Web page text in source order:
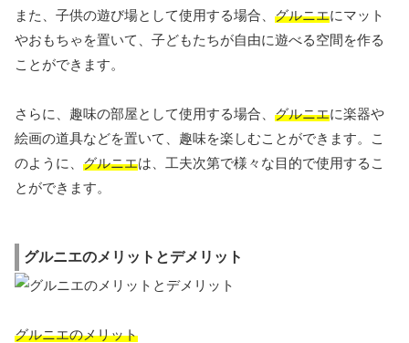
また、子供の遊び場として使用する場合、 グルニエにマット
やおもちゃを置いて、子どもたちが自由に遊べる空間を作る
ことができます。
さらに、趣味の部屋として使用する場合、 グルニエに楽器や
絵画の道具などを置いて、趣味を楽しむことができます。こ
のように、 グルニエは、工夫次第で様々な目的で使用するこ
とができます。
グルニエのメリットとデメリット
グルニエのメリット